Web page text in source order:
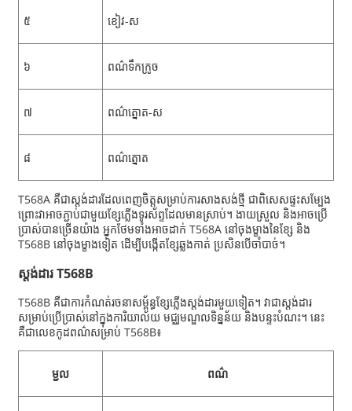
៥ ខៀវ-ស
៦ ពណ៌ទឹកក្រូច
៧ ពណ៌ត្នោត-ស
៨ ពណ៌ត្នោត
T568A គឺជាស្តង់ដារដែលពេញចិត្តសម្រាប់ការសាងសង់ថ្មី ជាពិសេសផ្ទះសម្បែង
ព្រោះវាអាចភ្ជាប់ជាមួយខ្សែភ្លើងទូរស័ព្ទដែលមានស្រាប់។ ងាយស្រួល និងអាចប្រើ
ប្រាស់បានច្រើនយ៉ាង អ្នកថែមទាំងអាចដាក់ T568A នៅចុងម្ខាងនៃខ្សែ និង
T568B នៅចុងម្ខាងទៀត ដើម្បីបង្កើតខ្សែឆ្លងកាត់ ប្រសិនបើចាំបាច់។
ស្តង់ដារ T568B
T568B គឺជាការកំណត់រចនាសម្ព័ន្ធខ្សែភ្លើងស្តង់ដារមួយទៀត។ វាជាស្តង់ដារ
សម្រាប់ប្រើប្រាស់នៅក្នុងការិយាល័យ មជ្ឈមណ្ឌលទិន្នន័យ និងបន្ទះបំណះ។ នេះ
គឺជាលេខកូដពណ៌សម្រាប់ T568B៖
ម្ជុល ពណ៌